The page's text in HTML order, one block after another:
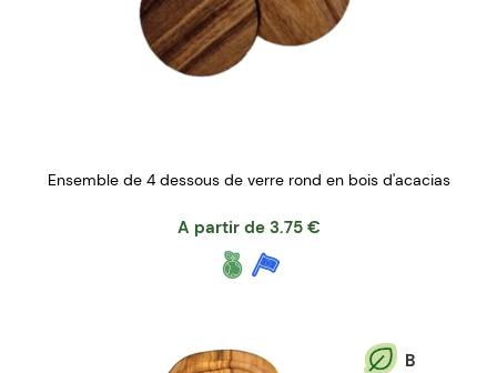
Ensemble de 4 dessous de verre rond en bois d'acacias
A partir de 3.75 €
B